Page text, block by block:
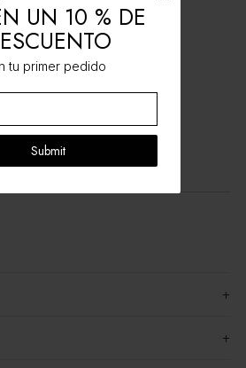
UN 10 % DE
tu primer pedido
Submit